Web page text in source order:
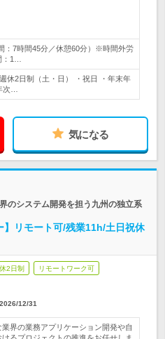
：7時間45分／休憩60分）※時間外労
1…
休2日制（土・日） ・祝日 ・年末年
次…
気になる
のシステム開発を担う九州の独立系
リモート可/残業11h/土日祝休
2日制 リモートワーク可
2026/12/31
界の業務アプリケーション開発や自